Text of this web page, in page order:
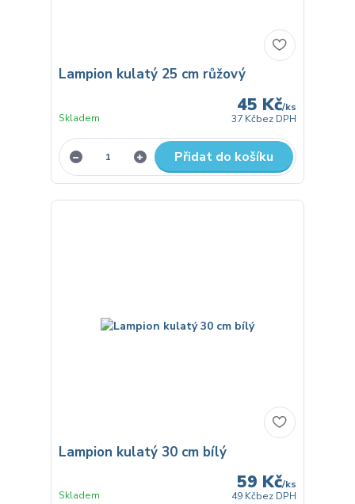
Lampion kulatý 25 cm růžový
45 Kč/ks
37 Kčbez DPH
Skladem
Přidat do košíku
Lampion kulatý 30 cm bílý
59 Kč/ks
49 Kčbez DPH
Skladem